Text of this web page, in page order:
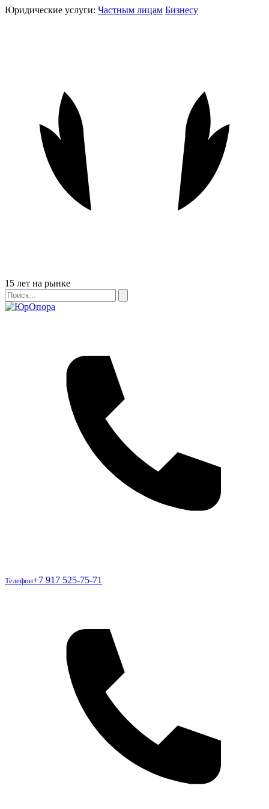
Юридические услуги: Частным лицам Бизнесу
Бейдж
15 лет на рынке
Поиск
Поиск
Телефон
Телефон+7 917 525-75-71